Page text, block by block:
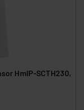
HmIP-SCTH230,